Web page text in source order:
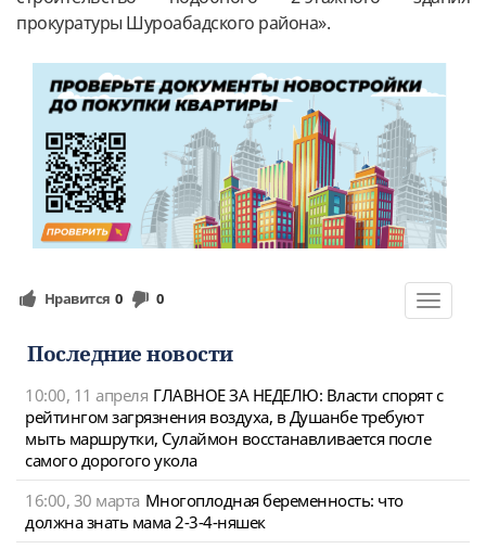
прокуратуры Шуроабадского района».
Toggle
Нравится 0 0
Последние новости
10:00, 11 апреля ГЛАВНОЕ ЗА НЕДЕЛЮ: Власти спорят с
рейтингом загрязнения воздуха, в Душанбе требуют
мыть маршрутки, Сулаймон восстанавливается после
самого дорогого укола
16:00, 30 марта Многоплодная беременность: что
должна знать мама 2-3-4-няшек